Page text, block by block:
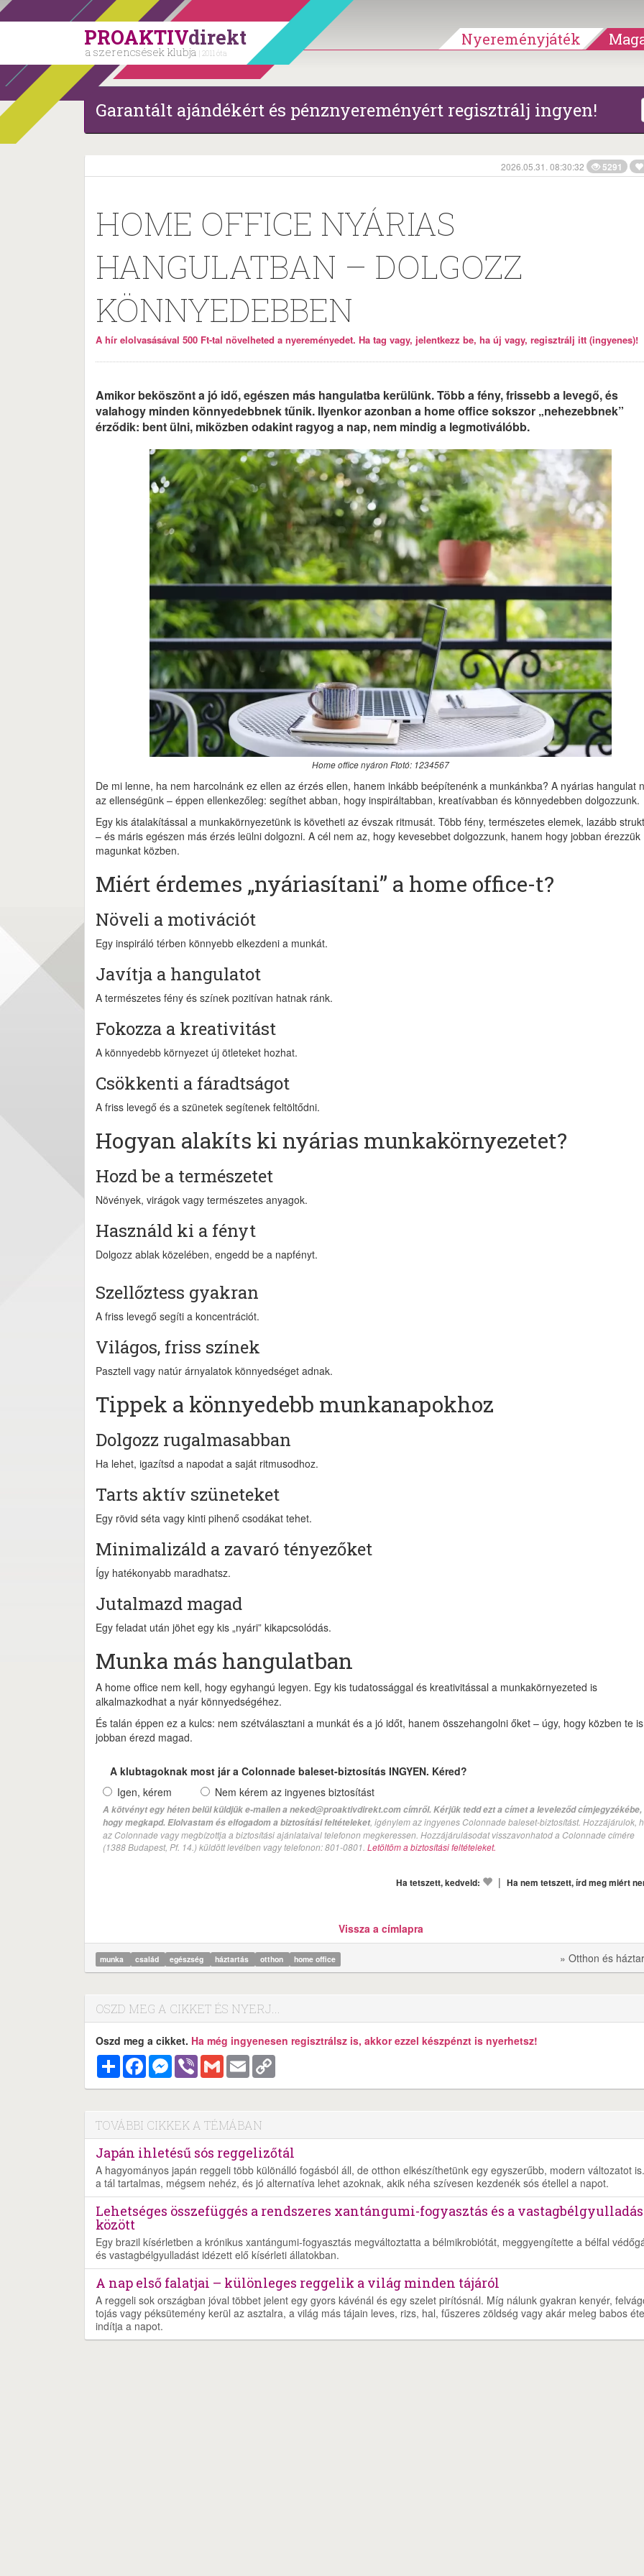
PROAKTIVdirekt
a szerencsések klubja | 2011 óta
Nyereményjáték
Garantált ajándékért és pénznyereményért regisztrálj ingyen!
2026.05.31. 08:30:32 5291
HOME OFFICE NYÁRIAS
HANGULATBAN – DOLGOZZ
KÖNNYEDEBBEN
A hír elolvasásával 500 Ft-tal növelheted a nyereményedet. Ha tag vagy, jelentkezz be, ha új vagy, regisztrálj itt (ingyenes)!
Amikor beköszönt a jó idő, egészen más hangulatba kerülünk. Több a fény, frissebb a levegő, és
valahogy minden könnyedebbnek tűnik. Ilyenkor azonban a home office sokszor „nehezebbnek”
érződik: bent ülni, miközben odakint ragyog a nap, nem mindig a legmotiválóbb.
Home office nyáron Ftotó: 1234567
De mi lenne, ha nem harcolnánk ez ellen az érzés ellen, hanem inkább beépítenénk a munkánkba? A nyárias hangulat
az ellenségünk – éppen ellenkezőleg: segíthet abban, hogy inspiráltabban, kreatívabban és könnyedebben dolgozzunk.
Egy kis átalakítással a munkakörnyezetünk is követheti az évszak ritmusát. Több fény, természetes elemek, lazább
– és máris egészen más érzés leülni dolgozni. A cél nem az, hogy kevesebbet dolgozzunk, hanem hogy jobban érezzük
magunkat közben.
Miért érdemes „nyáriasítani” a home office-t?
Növeli a motivációt
Egy inspiráló térben könnyebb elkezdeni a munkát.
Javítja a hangulatot
A természetes fény és színek pozitívan hatnak ránk.
Fokozza a kreativitást
A könnyedebb környezet új ötleteket hozhat.
Csökkenti a fáradtságot
A friss levegő és a szünetek segítenek feltöltődni.
Hogyan alakíts ki nyárias munkakörnyezetet?
Hozd be a természetet
Növények, virágok vagy természetes anyagok.
Használd ki a fényt
Dolgozz ablak közelében, engedd be a napfényt.
Szellőztess gyakran
A friss levegő segíti a koncentrációt.
Világos, friss színek
Pasztell vagy natúr árnyalatok könnyedséget adnak.
Tippek a könnyedebb munkanapokhoz
Dolgozz rugalmasabban
Ha lehet, igazítsd a napodat a saját ritmusodhoz.
Tarts aktív szüneteket
Egy rövid séta vagy kinti pihenő csodákat tehet.
Minimalizáld a zavaró tényezőket
Így hatékonyabb maradhatsz.
Jutalmazd magad
Egy feladat után jöhet egy kis „nyári” kikapcsolódás.
Munka más hangulatban
A home office nem kell, hogy egyhangú legyen. Egy kis tudatossággal és kreativitással a munkakörnyezeted is
alkalmazkodhat a nyár könnyedségéhez.
És talán éppen ez a kulcs: nem szétválasztani a munkát és a jó időt, hanem összehangolni őket – úgy, hogy közben te is
jobban érezd magad.
A klubtagoknak most jár a Colonnade baleset-biztosítás INGYEN. Kéred?
Igen, kérem
Nem kérem az ingyenes biztosítást
A kötvényt egy héten belül küldjük e-mailen a neked@proaktivdirekt.com címről. Kérjük tedd ezt a címet a leveleződ címjegyzékébe,
hogy megkapd. Elolvastam és elfogadom a biztosítási feltételeket, igénylem az ingyenes Colonnade baleset-biztosítást. Hozzájárulok,
az Colonnade vagy megbízottja a biztosítási ajánlataival telefonon megkeressen. Hozzájárulásodat visszavonhatod a Colonnade címére
(1388 Budapest, Pf. 14.) küldött levélben vagy telefonon: 801-0801. Letöltöm a biztosítási feltételeket.
Ha tetszett, kedveld: | Ha nem tetszett, írd meg miért
Vissza a címlapra
munka család egészség háztartás otthon home office » Otthon és
OSZD MEG A CIKKET ÉS NYERJ...
Oszd meg a cikket. Ha még ingyenesen regisztrálsz is, akkor ezzel készpénzt is nyerhetsz!
MegosztásFacebookMessenger
Viber Gmail Email
TOVÁBBI CIKKEK A TÉMÁBAN
Japán ihletésű sós reggelizőtál
A hagyományos japán reggeli több különálló fogásból áll, de otthon elkészíthetünk egy egyszerűbb, modern változatot
a tál tartalmas, mégsem nehéz, és jó alternatíva lehet azoknak, akik néha szívesen kezdenék sós étellel a napot.
Lehetséges összefüggés a rendszeres xantángumi-fogyasztás és a vastagbélgyulladás
között
Egy brazil kísérletben a krónikus xantángumi-fogyasztás megváltoztatta a bélmikrobiótát, meggyengítette a bélfal
és vastagbélgyulladást idézett elő kísérleti állatokban.
A nap első falatjai – különleges reggelik a világ minden tájáról
A reggeli sok országban jóval többet jelent egy gyors kávénál és egy szelet pirítósnál. Míg nálunk gyakran kenyér,
tojás vagy péksütemény kerül az asztalra, a világ más tájain leves, rizs, hal, fűszeres zöldség vagy akár meleg babos
indítja a napot.